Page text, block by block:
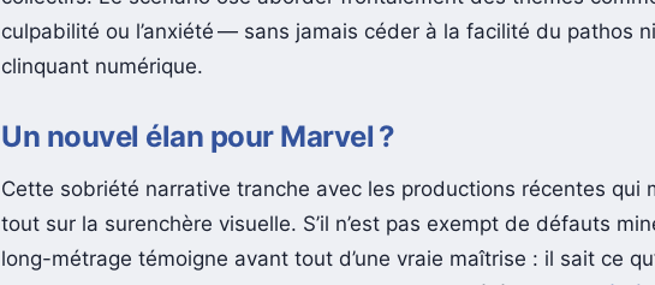
collectifs. Le scénario ose aborder frontalement des thèmes
culpabilité ou l’anxiété — sans jamais céder à la facilité du pathos
Un nouvel élan pour Marvel ?
Cette sobriété narrative tranche avec les productions récentes qui
tout sur la surenchère visuelle. S’il n’est pas exempt de défauts